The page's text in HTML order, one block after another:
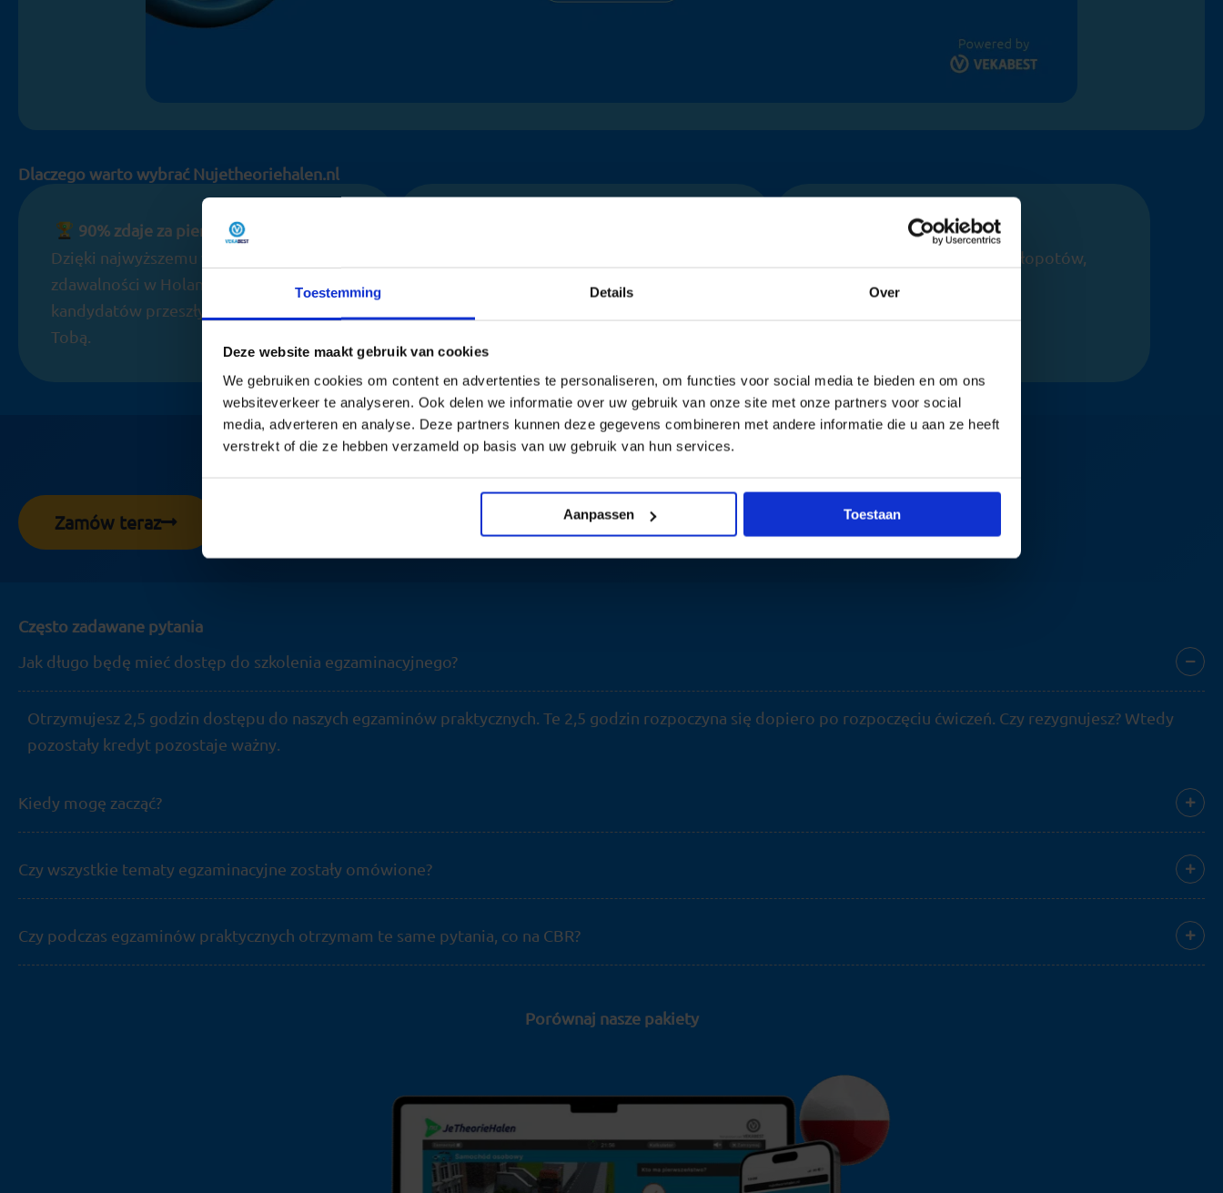
Toestemming Details Over
Deze website maakt gebruik van cookies
We gebruiken cookies om content en advertenties te personaliseren, om functies voor social media te bieden en om ons
websiteverkeer te analyseren. Ook delen we informatie over uw gebruik van onze site met onze partners voor social
media, adverteren en analyse. Deze partners kunnen deze gegevens combineren met andere informatie die u aan ze heeft
verstrekt of die ze hebben verzameld op basis van uw gebruik van hun services.
Aanpassen Toestaan
Dlaczego warto wybrać Nujetheoriehalen.nl
90% zdaje za pierwszym podejściem
Dzięki najwyższemu wskaźnikowi
zdawalności w Holandii, miliony
kandydatów przeszły już tę drogę przed
Tobą.
Realistyczne egzaminy, bezpośrednie i
Szybko i prosto
Zacznij w ciągu 2 minut. Bez kłopotów,
tylko wyniki.
Zacznij od sukcesu już dziś
Przygotuj się skutecznie i zwiększ swoje szanse na sukces. Wybierz to, co Ci odpowiada.
Zamów teraz
Często zadawane pytania
Jak długo będę mieć dostęp do szkolenia egzaminacyjnego?
Otrzymujesz 2,5 godzin dostępu do naszych egzaminów praktycznych. Te 2,5 godzin rozpoczyna się dopiero po rozpoczęciu ćwiczeń. Czy rezygnujesz? Wtedy
pozostały kredyt pozostaje ważny.
Kiedy mogę zacząć?
Czy wszystkie tematy egzaminacyjne zostały omówione?
Czy podczas egzaminów praktycznych otrzymam te same pytania, co na CBR?
Porównaj nasze pakiety